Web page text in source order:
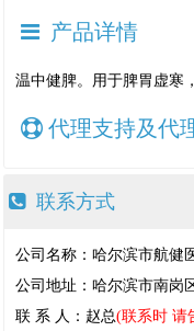
产品详情
温中健脾。用于脾胃虚寒
代理支持及代
联系方式
公司名称：哈尔滨市航健
公司地址：哈尔滨市南岗
联 系 人：赵总(联系时 请